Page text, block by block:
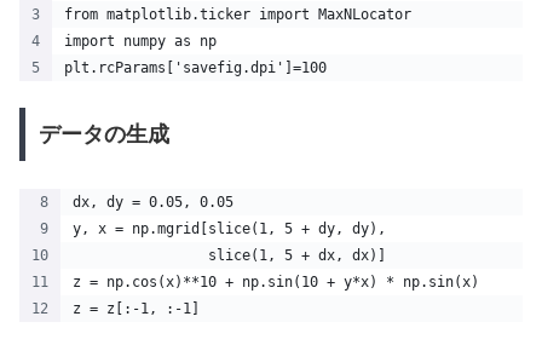
from matplotlib.ticker import MaxNLocator
import numpy as np
plt.rcParams['savefig.dpi']=100
データの生成
dx, dy = 0.05, 0.05
y, x = np.mgrid[slice(1, 5 + dy, dy),
                slice(1, 5 + dx, dx)]
z = np.cos(x)**10 + np.sin(10 + y*x) * np.sin(x)
z = z[:-1, :-1]